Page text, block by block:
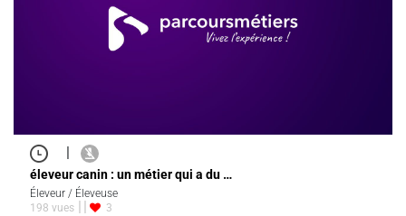
éleveur canin : un métier qui a du …
Éleveur / Éleveuse
198 vues
3